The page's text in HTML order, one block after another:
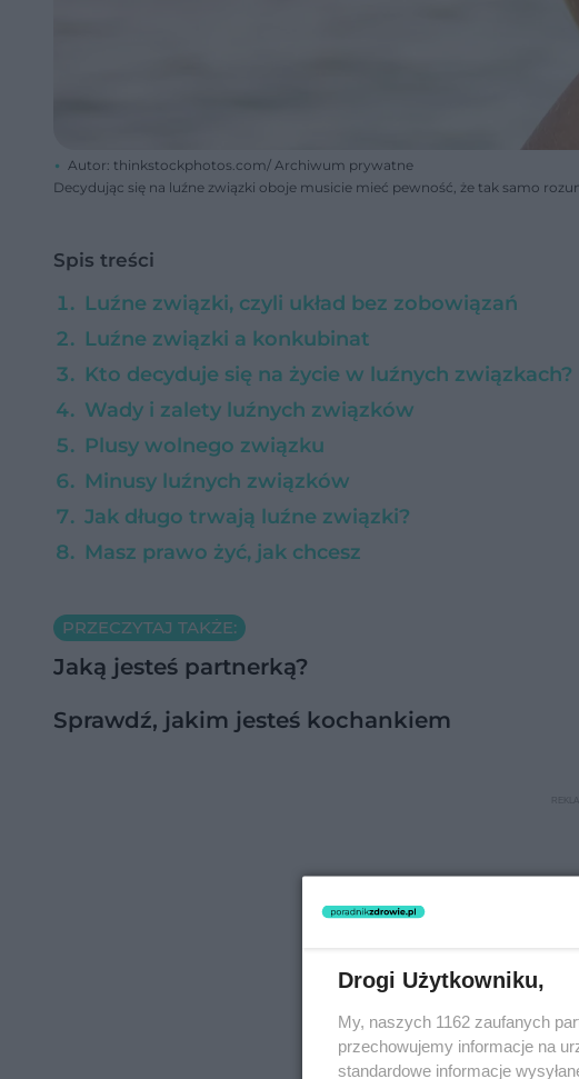
Autor: thinkstockphotos.com/ Archiwum prywatne
Decydując się na luźne związki oboje musicie mieć pewność, że tak samo
Spis treści
Luźne związki, czyli układ bez zobowiązań
Luźne związki a konkubinat
Kto decyduje się na życie w luźnych związkach?
Wady i zalety luźnych związków
Plusy wolnego związku
Minusy luźnych związków
Jak długo trwają luźne związki?
Masz prawo żyć, jak chcesz
PRZECZYTAJ TAKŻE:
Jaką jesteś partnerką?
Sprawdź, jakim jesteś kochankiem
Drogi Użytkowniku,
My, naszych 1162 zaufanych
przechowujemy informacje na
standardowe informacje